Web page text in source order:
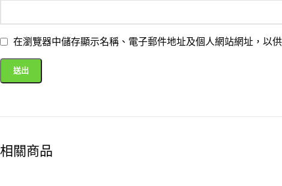
在瀏覽器中儲存顯示名稱、電子郵件地址及個人網站網址，以
相關商品